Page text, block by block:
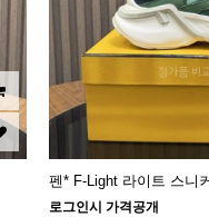
펜* F-Light 라이트 스니
로그인시 가격공개